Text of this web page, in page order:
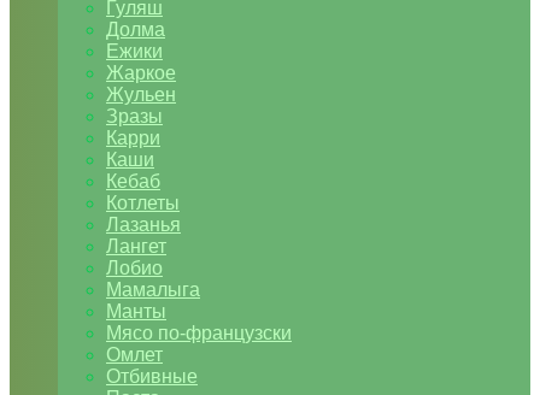
Гуляш
Долма
Ежики
Жаркое
Жульен
Зразы
Карри
Каши
Кебаб
Котлеты
Лазанья
Лангет
Лобио
Мамалыга
Манты
Мясо по-французски
Омлет
Отбивные